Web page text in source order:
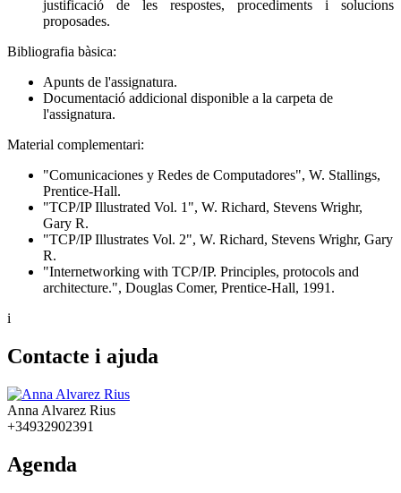
justificació de les respostes, procediments i solucions
proposades.
Bibliografia bàsica:
Apunts de l'assignatura.
Documentació addicional disponible a la carpeta de
l'assignatura.
Material complementari:
"Comunicaciones y Redes de Computadores", W. Stallings,
Prentice-Hall.
"TCP/IP Illustrated Vol. 1", W. Richard, Stevens Wrighr,
Gary R.
"TCP/IP Illustrates Vol. 2", W. Richard, Stevens Wrighr, Gary
R.
"Internetworking with TCP/IP. Principles, protocols and
architecture.", Douglas Comer, Prentice-Hall, 1991.
i
Contacte i ajuda
Anna Alvarez Rius
+34932902391
Agenda